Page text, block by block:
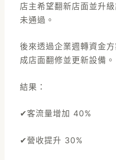
店主希望翻新店面並升
未通過。
後來透過企業週轉資金
成店面翻修並更新設備。
結果：
✔客流量增加 40%
✔營收提升 30%